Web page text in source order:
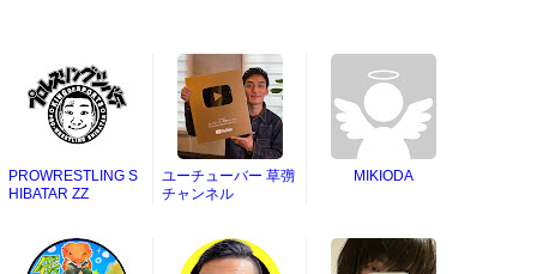
PROWRESTLING S
HIBATAR ZZ
ユーチューバー 草彅
チャンネル
MIKIODA